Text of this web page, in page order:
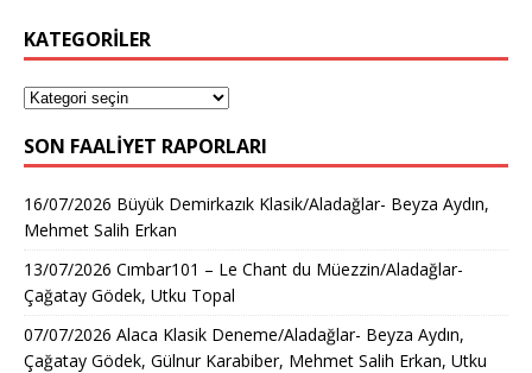
KATEGORİLER
SON FAALIYET RAPORLARI
16/07/2026 Büyük Demirkazık Klasik/Aladağlar- Beyza Aydın,
Mehmet Salih Erkan
13/07/2026 Cımbar101 – Le Chant du Müezzin/Aladağlar-
Çağatay Gödek, Utku Topal
07/07/2026 Alaca Klasik Deneme/Aladağlar- Beyza Aydın,
Çağatay Gödek, Gülnur Karabiber, Mehmet Salih Erkan, Utku